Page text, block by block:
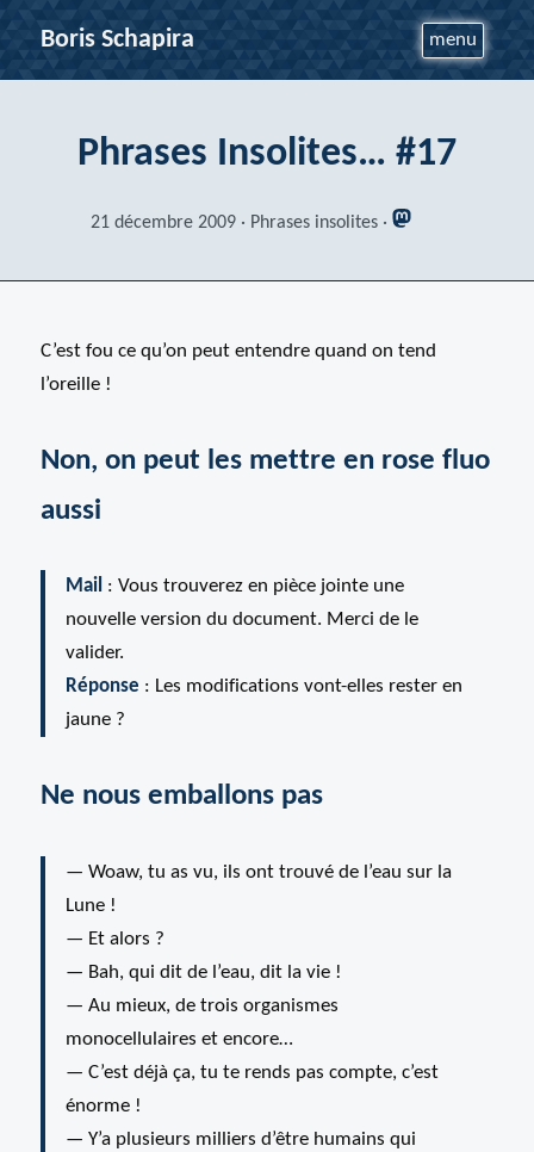
Boris Schapira menu
Phrases Insolites… #17
21 décembre 2009 Phrases insolites
C’est fou ce qu’on peut entendre quand on tend
l’oreille !
Non, on peut les mettre en rose fluo
aussi
Mail: Vous trouverez en pièce jointe une
nouvelle version du document. Merci de le
valider.
Réponse : Les modifications vont-elles rester en
jaune ?
Ne nous emballons pas
— Woaw, tu as vu, ils ont trouvé de l’eau sur la
Lune !
— Et alors ?
— Bah, qui dit de l’eau, dit la vie !
— Au mieux, de trois organismes
monocellulaires et encore…
— C’est déjà ça, tu te rends pas compte, c’est
énorme !
— Y’a plusieurs milliers d’être humains qui